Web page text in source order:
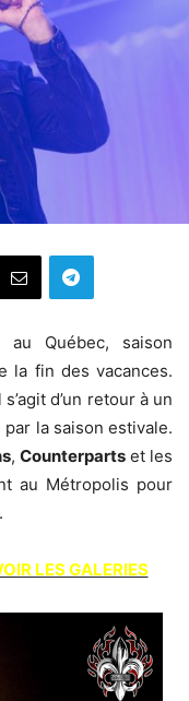
Québec, saison
la fin des vacances.
d’un retour à un
la saison estivale.
, Counterpartset les
au Métropolis pour
LES GALERIES